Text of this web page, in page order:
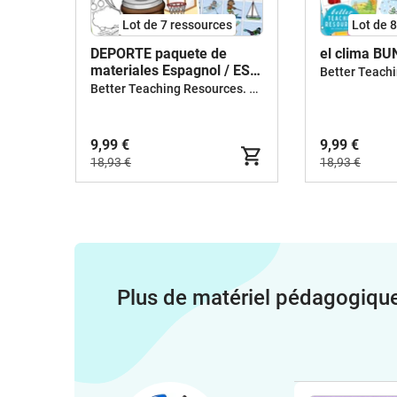
Lot de 7 ressources
DEPORTE paquete de
materiales Espagnol / ESL
teaching resources bundle
Better Teaching Resources. Longer coffee breaks.
9,99 €
18,93 €
Lot de
el clima
9,99 €
18,93 €
Plus de matériel